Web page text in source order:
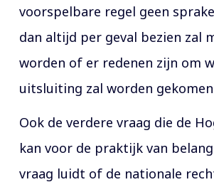
voorspelbare regel geen
dan altijd per geval bezien zal
worden of er redenen zijn om
uitsluiting zal worden
Ook de verdere vraag die de
kan voor de praktijk van
vraag luidt of de nationale